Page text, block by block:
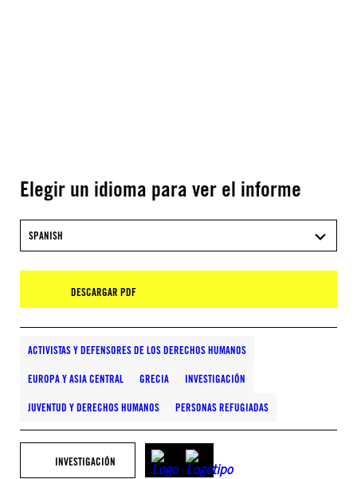
Elegir un idioma para ver el informe
SPANISH
DESCARGAR PDF
ACTIVISTAS Y DEFENSORES DE LOS DERECHOS HUMANOS
EUROPA Y ASIA CENTRAL GRECIA INVESTIGACIÓN
JUVENTUD Y DERECHOS HUMANOS PERSONAS REFUGIADAS
INVESTIGACIÓN